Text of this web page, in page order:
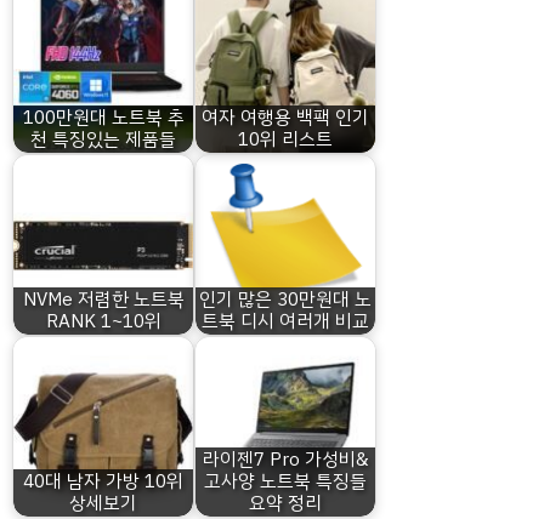
100만원대 노트북 추
천 특징있는 제품들
여자 여행용 백팩 인기
10위 리스트
NVMe 저렴한 노트북
RANK 1~10위
인기 많은 30만원대 노
트북 디시 여러개 비교
40대 남자 가방 10위
상세보기
라이젠7 Pro 가성비&
고사양 노트북 특징들
요약 정리